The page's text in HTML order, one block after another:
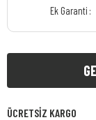
Ek Garanti :
ÜCRETSİZ KARGO